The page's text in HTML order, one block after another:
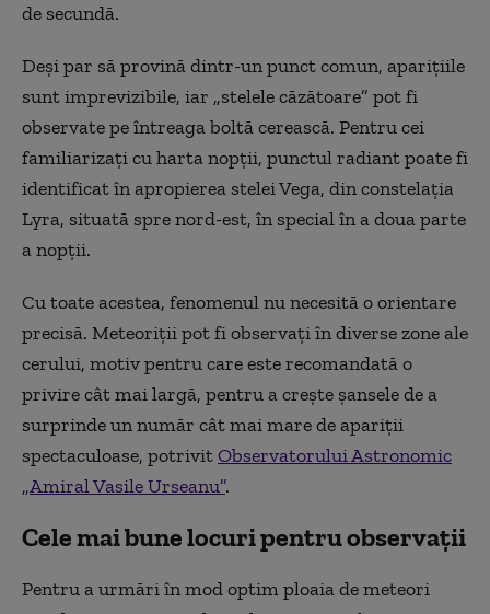
de secundă.
Deși par să provină dintr-un punct comun, aparițiile
sunt imprevizibile, iar „stelele căzătoare” pot fi
observate pe întreaga boltă cerească. Pentru cei
familiarizați cu harta nopții, punctul radiant poate fi
identificat în apropierea stelei Vega, din constelația
Lyra, situată spre nord-est, în special în a doua parte
a nopții.
Cu toate acestea, fenomenul nu necesită o orientare
precisă. Meteoriții pot fi observați în diverse zone ale
cerului, motiv pentru care este recomandată o
privire cât mai largă, pentru a crește șansele de a
surprinde un număr cât mai mare de apariții
spectaculoase, potrivitObservatorului Astronomic
„Amiral Vasile Urseanu”.
Cele mai bune locuri pentru observații
Pentru a urmări în mod optim ploaia de meteori